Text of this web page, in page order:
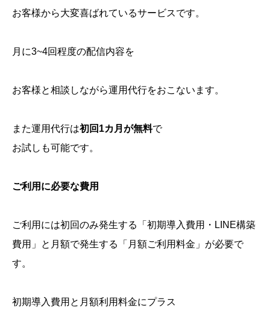
お客様から大変喜ばれているサービスです。
月に3~4回程度の配信内容を
お客様と相談しながら運用代行をおこないます。
また運用代行は初回1カ月が無料で
お試しも可能です。
ご利用に必要な費用
ご利用には初回のみ発生する「初期導入費用・LINE構築
費用」と月額で発生する「月額ご利用料金」が必要で
す。
初期導入費用と月額利用料金にプラス